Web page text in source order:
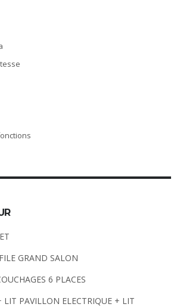
GRAND SALON
6 PLACES
LIT PAVILLON ELECTRIQUE + LIT